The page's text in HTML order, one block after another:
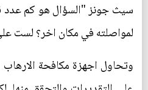
سيث جونز "السؤال هو كم عدد
لمواصلته في مكان اخر؟ لست
وتحاول اجهزة مكافحة الارهاب